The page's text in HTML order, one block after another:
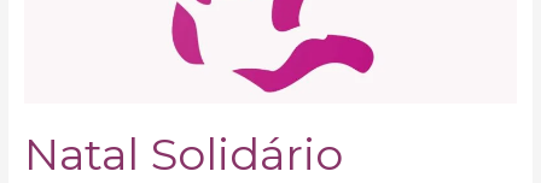
Natal Solidário